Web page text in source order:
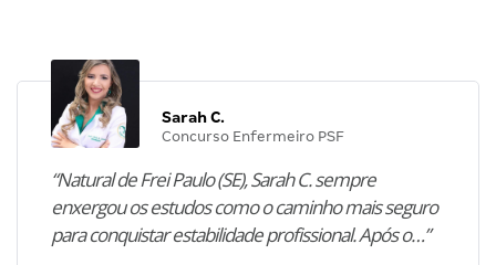
Sarah C.
Concurso Enfermeiro PSF
“Natural de Frei Paulo (SE), Sarah C. sempre
enxergou os estudos como o caminho mais seguro
para conquistar estabilidade profissional. Após o…”